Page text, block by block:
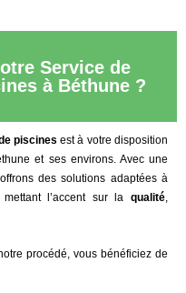
Service de
à Béthune ?
piscines est à votre disposition
et ses environs. Avec une
des solutions adaptées à
l’accent sur la qualité,
procédé, vous bénéficiez de